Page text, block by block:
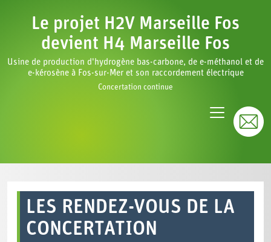
Le projet H2V Marseille Fos
devient H4 Marseille Fos
Usine de production d'hydrogène bas-carbone, de e-méthanol et de
e-kérosène à Fos-sur-Mer et son raccordement électrique
Concertation continue
LES RENDEZ-VOUS DE LA
CONCERTATION